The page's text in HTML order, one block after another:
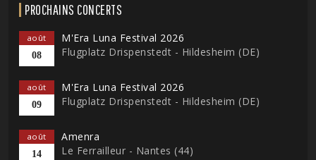
PROCHAINS CONCERTS
août
08
M'Era Luna Festival 2026
Flugplatz Drispenstedt - Hildesheim (DE)
août
09
M'Era Luna Festival 2026
Flugplatz Drispenstedt - Hildesheim (DE)
août
14
Amenra
Le Ferrailleur - Nantes (44)